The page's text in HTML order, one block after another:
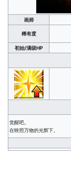
画师
稀有度
初始/满级HP
觉醒吧。
在映照万物的光辉下。